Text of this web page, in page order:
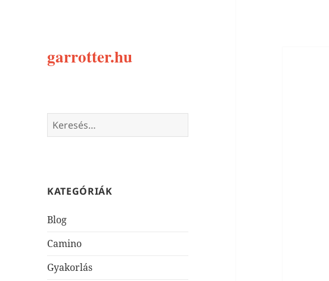
garrotter.hu
Keresés:
KATEGÓRIÁK
Blog
Camino
Gyakorlás